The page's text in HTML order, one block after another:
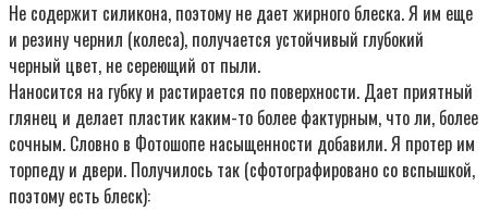
Не содержит силикона, поэтому не дает жирного блеска. Я им еще
и резину чернил (колеса), получается устойчивый глубокий
черный цвет, не сереющий от пыли.
Наносится на губку и растирается по поверхности. Дает приятный
глянец и делает пластик каким-то более фактурным, что ли, более
сочным. Словно в Фотошопе насыщенности добавили. Я протер им
торпеду и двери. Получилось так (сфотографировано со вспышкой,
поэтому есть блеск):